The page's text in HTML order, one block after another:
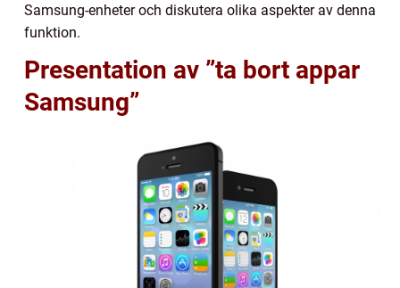
Samsung-enheter och diskutera olika aspekter av denna
funktion.
Presentation av ”ta bort appar
Samsung”